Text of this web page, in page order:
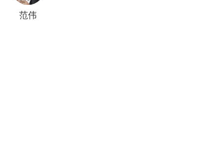
之中。在相处的过程中，两人的内心似乎也种下了
一颗在渐渐发芽的种子。
范伟